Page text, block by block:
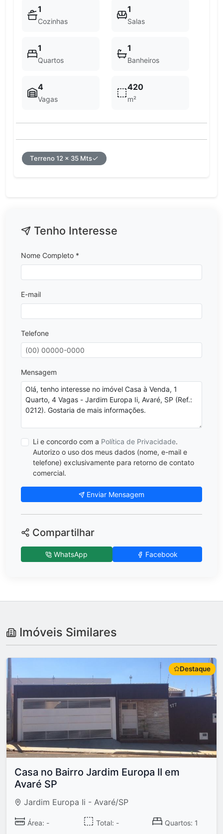
1
Cozinhas
1
Salas
1
Quartos
1
Banheiros
4
Vagas
420
m²
Terreno 12 x 35 Mts
Tenho Interesse
Nome Completo *
E-mail
Telefone
Mensagem
Li e concordo com a Política de Privacidade.
Autorizo o uso dos meus dados (nome, e-mail e
telefone) exclusivamente para retorno de contato
comercial.
Enviar Mensagem
Compartilhar
WhatsApp Facebook
Imóveis Similares
Destaque
Casa no Bairro Jardim Europa II em
Avaré SP
Jardim Europa Ii - Avaré/SP
Área: - Total: -
Quartos: 1